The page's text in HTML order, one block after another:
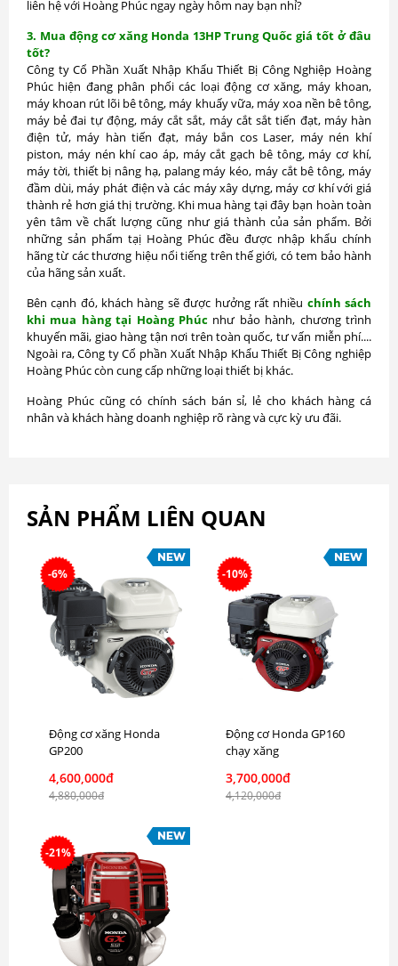
liên hệ với Hoàng Phúc ngay ngày hôm nay bạn nhỉ?
3. Mua động cơ xăng Honda 13HP Trung Quốc giá tốt ở đâu
tốt?
Công ty Cổ Phần Xuất Nhập Khẩu Thiết Bị Công Nghiệp Hoàng
Phúc hiện đang phân phối các loại động cơ xăng, máy khoan,
máy khoan rút lõi bê tông, máy khuấy vữa, máy xoa nền bê tông,
máy bẻ đai tự động, máy cắt sắt, máy cắt sắt tiến đạt, máy hàn
điện tử, máy hàn tiến đạt, máy bắn cos Laser, máy nén khí
piston, máy nén khí cao áp, máy cắt gạch bê tông, máy cơ khí,
máy tời, thiết bị nâng hạ, palang máy kéo, máy cắt bê tông, máy
đầm dùi, máy phát điện và các máy xây dựng, máy cơ khí với giá
thành rẻ hơn giá thị trường. Khi mua hàng tại đây bạn hoàn toàn
yên tâm về chất lượng cũng như giá thành của sản phẩm. Bởi
những sản phẩm tạị Hoàng Phúc đều được nhập khẩu chính
hãng từ các thương hiệu nổi tiếng trên thế giới, có tem bảo hành
của hãng sản xuất.
Bên cạnh đó, khách hàng sẽ được hưởng rất nhiều chính sách
khi mua hàng tại Hoàng Phúc như bảo hành, chương trình
khuyến mãi, giao hàng tận nơi trên toàn quốc, tư vấn miễn phí....
Ngoài ra, Công ty Cổ phần Xuất Nhập Khẩu Thiết Bị Công nghiệp
Hoàng Phúc còn cung cấp những loại thiết bị khác.
Hoàng Phúc cũng có chính sách bán sỉ, lẻ cho khách hàng cá
nhân và khách hàng doanh nghiệp rõ ràng và cực kỳ ưu đãi.
SẢN PHẨM LIÊN QUAN
-6%
Động cơ xăng Honda
GP200
4,600,000đ
4,880,000đ
-10%
Động cơ Honda GP160
chạy xăng
3,700,000đ
4,120,000đ
-21%